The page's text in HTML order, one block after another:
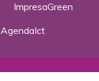
ImpresaGreen
AgendaIct